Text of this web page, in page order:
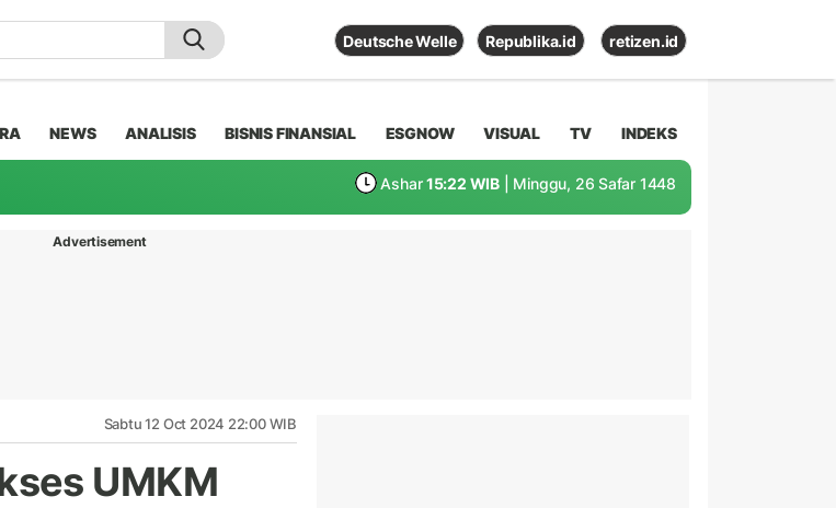
Deutsche Welle Republika.id retizen.id
NEWS ANALISIS BISNIS FINANSIAL ESGNOW VISUAL TV INDEKS
Ashar 15:22 WIB | Minggu, 26 Safar 1448
Advertisement
Sabtu 12 Oct 2024 22:00 WIB
UMKM